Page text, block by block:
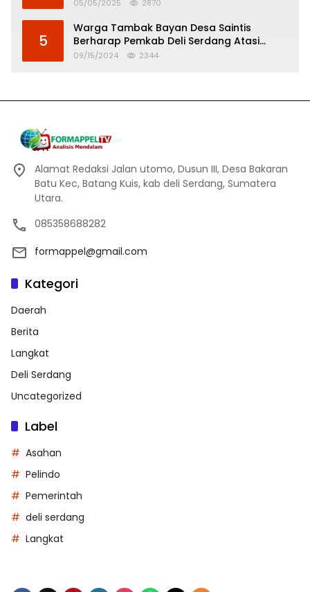
05/05/2025 2870
5
Warga Tambak Bayan Desa Saintis
Berharap Pemkab Deli Serdang Atasi
Banjir
09/15/2024 2344
Alamat Redaksi Jalan utomo, Dusun III, Desa Bakaran
Batu Kec, Batang Kuis, kab deli Serdang, Sumatera
Utara.
085358688282
formappel@gmail.com
Kategori
Daerah
Berita
Langkat
Deli Serdang
Uncategorized
Label
Asahan
Pelindo
Pemerintah
deli serdang
Langkat